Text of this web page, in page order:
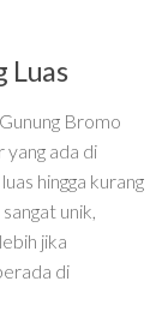
Luas
Bromo
yang ada di
hingga kurang
unik,
jika
di